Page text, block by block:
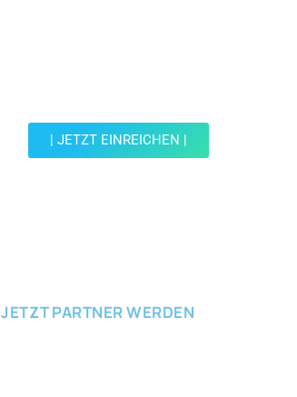
| JETZT EINREICHEN |
JETZT PARTNER WERDEN